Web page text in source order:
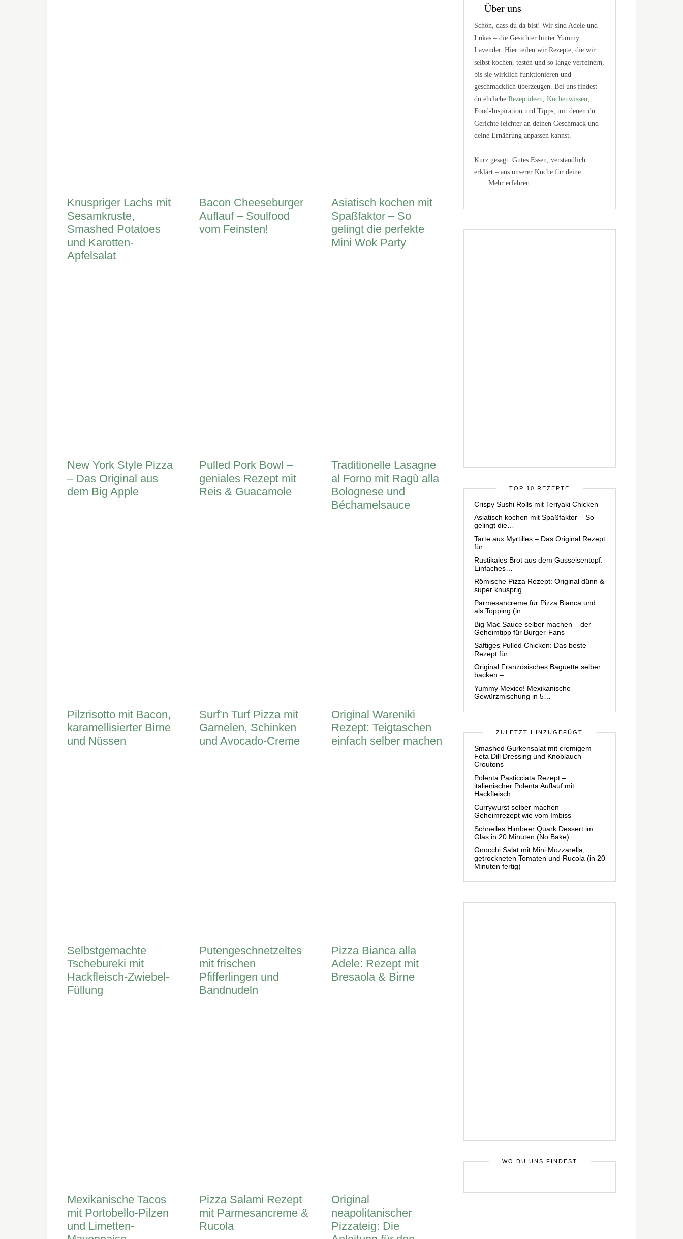
Knuspriger Lachs mit
Sesamkruste,
Smashed Potatoes
und Karotten-
Apfelsalat
Bacon Cheeseburger
Auflauf – Soulfood
vom Feinsten!
Asiatisch kochen mit
Spaßfaktor – So
gelingt die perfekte
Mini Wok Party
New York Style Pizza
– Das Original aus
dem Big Apple
Pulled Pork Bowl –
geniales Rezept mit
Reis & Guacamole
Traditionelle Lasagne
al Forno mit Ragù alla
Bolognese und
Béchamelsauce
Pilzrisotto mit Bacon,
karamellisierter Birne
und Nüssen
Surf’n Turf Pizza mit
Garnelen, Schinken
und Avocado-Creme
Original Wareniki
Rezept: Teigtaschen
einfach selber machen
Selbstgemachte
Tschebureki mit
Hackfleisch-Zwiebel-
Füllung
Putengeschnetzeltes
mit frischen
Pfifferlingen und
Bandnudeln
Pizza Bianca alla
Adele: Rezept mit
Bresaola & Birne
Mexikanische Tacos
mit Portobello-Pilzen
und Limetten-
Pizza Salami Rezept
mit Parmesancreme &
Rucola
Original
neapolitanischer
Pizzateig: Die
Über uns
Schön, dass du da bist! Wir sind Adele und
Lukas – die Gesichter hinter Yummy
Lavender. Hier teilen wir Rezepte, die wir
selbst kochen, testen und so lange verfeinern,
bis sie wirklich funktionieren und
geschmacklich überzeugen. Bei uns findest
du ehrliche Rezeptideen Küchenwissen
Food-Inspiration und Tipps, mit denen du
Gerichte leichter an deinen Geschmack und
deine Ernährung anpassen kannst.
Kurz gesagt: Gutes Essen, verständlich
erklärt – aus unserer Küche für deine.
Mehr erfahren
TOP 10 REZEPTE
Crispy Sushi Rolls mit Teriyaki Chicken
Asiatisch kochen mit Spaßfaktor – So
gelingt die…
Tarte aux Myrtilles – Das Original Rezept
für…
Rustikales Brot aus dem Gusseisentopf:
Einfaches…
Römische Pizza Rezept: Original dünn &
super knusprig
Parmesancreme für Pizza Bianca und
als Topping (in…
Big Mac Sauce selber machen – der
Geheimtipp für Burger-Fans
Saftiges Pulled Chicken: Das beste
Rezept für…
Original Französisches Baguette selber
backen –…
Yummy Mexico! Mexikanische
Gewürzmischung in 5…
ZULETZT HINZUGEFÜGT
Smashed Gurkensalat mit cremigem
Feta Dill Dressing und Knoblauch
Croutons
Polenta Pasticciata Rezept –
italienischer Polenta Auflauf mit
Hackfleisch
Currywurst selber machen –
Geheimrezept wie vom Imbiss
Schnelles Himbeer Quark Dessert im
Glas in 20 Minuten (No Bake)
Gnocchi Salat mit Mini Mozzarella,
getrockneten Tomaten und Rucola (in 20
Minuten fertig)
WO DU UNS FINDEST